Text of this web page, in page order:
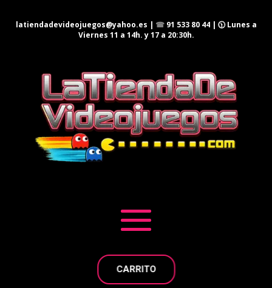
latiendadevideojuegos@yahoo.es | ☎ 91 533 80 44| 🕦 Lunes a
Viernes 11 a 14h. y 17 a 20:30h.
CARRITO